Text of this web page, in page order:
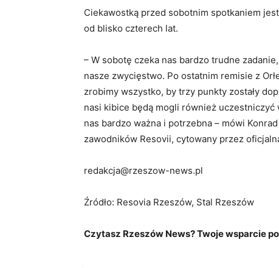
Ciekawostką przed sobotnim spotkaniem
od blisko czterech lat.
– W sobotę czeka nas bardzo trudne
nasze zwycięstwo. Po ostatnim remisie z
zrobimy wszystko, by trzy punkty zostały
nasi kibice będą mogli również
nas bardzo ważna i potrzebna – mówi
zawodników Resovii, cytowany przez
redakcja@rzeszow-news.pl
Źródło: Resovia Rzeszów, Stal Rzeszów
Czytasz Rzeszów News? Twoje wsparcie